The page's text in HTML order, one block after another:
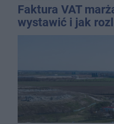
Faktura VAT
wystawić i jak